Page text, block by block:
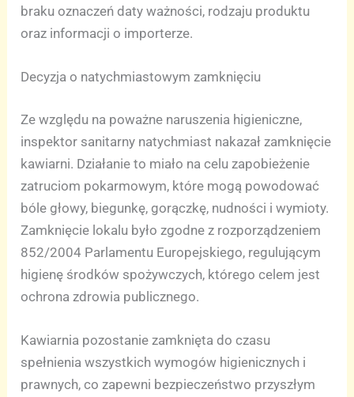
braku oznaczeń daty ważności, rodzaju produktu
oraz informacji o importerze.
Decyzja o natychmiastowym zamknięciu
Ze względu na poważne naruszenia higieniczne,
inspektor sanitarny natychmiast nakazał zamknięcie
kawiarni. Działanie to miało na celu zapobieżenie
zatruciom pokarmowym, które mogą powodować
bóle głowy, biegunkę, gorączkę, nudności i wymioty.
Zamknięcie lokalu było zgodne z rozporządzeniem
852/2004 Parlamentu Europejskiego, regulującym
higienę środków spożywczych, którego celem jest
ochrona zdrowia publicznego.
Kawiarnia pozostanie zamknięta do czasu
spełnienia wszystkich wymogów higienicznych i
prawnych, co zapewni bezpieczeństwo przyszłym